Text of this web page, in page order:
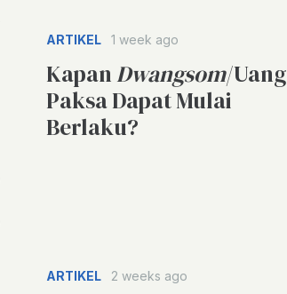
ARTIKEL 1 week ago
KapanDwangsom/Uang
Paksa Dapat Mulai
Berlaku?
ARTIKEL 2 weeks ago